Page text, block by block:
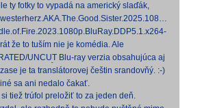
ty fotky to vypadá na americký slaďák,
opak je pravdou..... Kdysi jsem četl i
cinepth [5,88 GB] Nemecké
[18,74 GB]
že to tuším nie je komédia. Ale
sa môže konať. Možno príde aj
pes a tomu
UNCUT Blu-ray verzia obsahujúca aj
Skarsgårda, explicitnejšie zábery sexu
je ta translátorovej češtin srandovňý. :-)
sa ani nedalo čakať.
si tiež trúfol preložiť to za jeden deň.